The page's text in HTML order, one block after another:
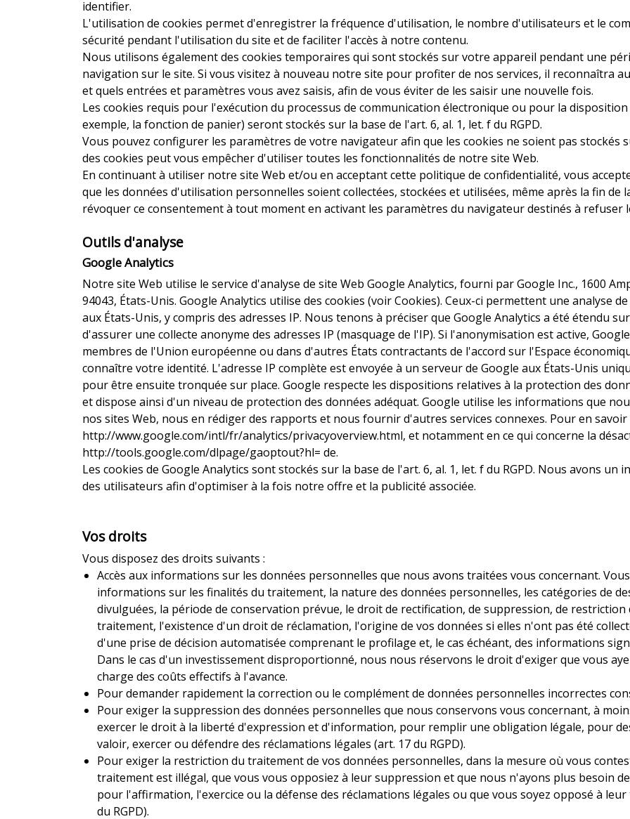
identifier.
L'utilisation de cookies permet d'enregistrer la fréquence d'utilisation, le nombre d'utilisateurs et le
sécurité pendant l'utilisation du site et de faciliter l'accès à notre contenu.
Nous utilisons également des cookies temporaires qui sont stockés sur votre appareil pendant une
navigation sur le site. Si vous visitez à nouveau notre site pour profiter de nos services, il reconnaîtra
et quels entrées et paramètres vous avez saisis, afin de vous éviter de les saisir une nouvelle fois.
Les cookies requis pour l'exécution du processus de communication électronique ou pour la
exemple, la fonction de panier) seront stockés sur la base de l'art. 6, al. 1, let. f du RGPD.
Vous pouvez configurer les paramètres de votre navigateur afin que les cookies ne soient pas
des cookies peut vous empêcher d'utiliser toutes les fonctionnalités de notre site Web.
En continuant à utiliser notre site Web et/ou en acceptant cette politique de confidentialité, vous
que les données d'utilisation personnelles soient collectées, stockées et utilisées, même après la fin de
révoquer ce consentement à tout moment en activant les paramètres du navigateur destinés à refuser
Outils d'analyse
Google Analytics
Notre site Web utilise le service d'analyse de site Web Google Analytics, fourni par Google Inc., 1600
94043, États-Unis. Google Analytics utilise des cookies (voir Cookies). Ceux-ci permettent une analyse
aux États-Unis, y compris des adresses IP. Nous tenons à préciser que Google Analytics a été étendu
d'assurer une collecte anonyme des adresses IP (masquage de l'IP). Si l'anonymisation est active,
membres de l'Union européenne ou dans d'autres États contractants de l'accord sur l'Espace
connaître votre identité. L'adresse IP complète est envoyée à un serveur de Google aux États-Unis
pour être ensuite tronquée sur place. Google respecte les dispositions relatives à la protection des
et dispose ainsi d'un niveau de protection des données adéquat. Google utilise les informations que
nos sites Web, nous en rédiger des rapports et nous fournir d'autres services connexes. Pour en
http://www.google.com/intl/fr/analytics/privacyoverview.html, et notamment en ce qui concerne la
http://tools.google.com/dlpage/gaoptout?hl= de.
Les cookies de Google Analytics sont stockés sur la base de l'art. 6, al. 1, let. f du RGPD. Nous avons
des utilisateurs afin d'optimiser à la fois notre offre et la publicité associée.
Vos droits
Vous disposez des droits suivants :
Accès aux informations sur les données personnelles que nous avons traitées vous concernant.
informations sur les finalités du traitement, la nature des données personnelles, les catégories de
divulguées, la période de conservation prévue, le droit de rectification, de suppression, de
traitement, l'existence d'un droit de réclamation, l'origine de vos données si elles n'ont pas été
d'une prise de décision automatisée comprenant le profilage et, le cas échéant, des informations
Dans le cas d'un investissement disproportionné, nous nous réservons le droit d'exiger que vous
charge des coûts effectifs à l'avance.
Pour demander rapidement la correction ou le complément de données personnelles incorrectes
Pour exiger la suppression des données personnelles que nous conservons vous concernant, à
exercer le droit à la liberté d'expression et d'information, pour remplir une obligation légale, pour
valoir, exercer ou défendre des réclamations légales (art. 17 du RGPD).
Pour exiger la restriction du traitement de vos données personnelles, dans la mesure où vous
traitement est illégal, que vous vous opposiez à leur suppression et que nous n'ayons plus besoin
pour l'affirmation, l'exercice ou la défense des réclamations légales ou que vous soyez opposé à
du RGPD).